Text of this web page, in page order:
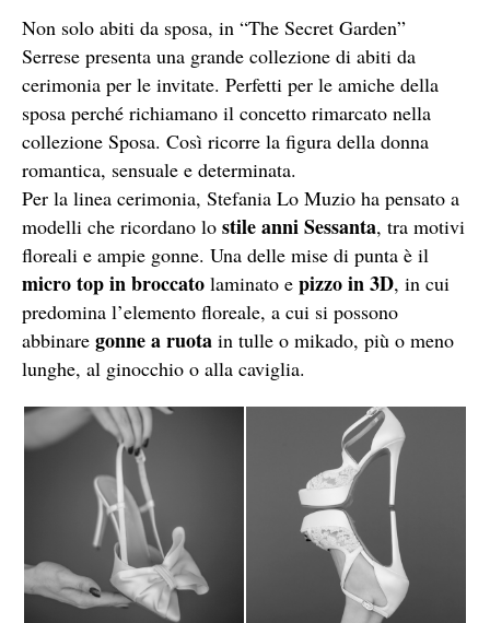
Non solo abiti da sposa, in “The Secret Garden”
Serrese presenta una grande collezione di abiti da
cerimonia per le invitate. Perfetti per le amiche della
sposa perché richiamano il concetto rimarcato nella
collezione Sposa. Così ricorre la figura della donna
romantica, sensuale e determinata.
Per la linea cerimonia, Stefania Lo Muzio ha pensato a
modelli che ricordano lo stileanni Sessanta, tra motivi
floreali e ampie gonne. Una delle mise di punta è il
micro top in broccato laminato e pizzo in 3D, in cui
predomina l’elemento floreale, a cui si possono
abbinare gonne a ruota in tulle o mikado, più o meno
lunghe, al ginocchio o alla caviglia.